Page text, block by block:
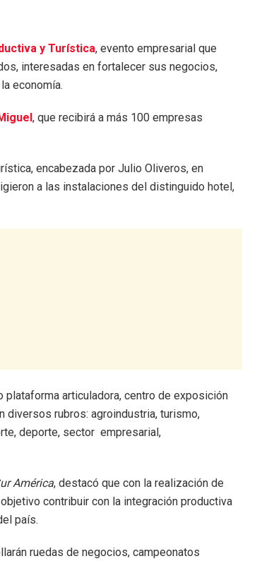
y Turística, evento empresarial que
interesadas en fortalecer sus negocios,
economía.
, que recibirá a más 100 empresas
encabezada por Julio Oliveros, en
a las instalaciones del distinguido hotel,
plataforma articuladora, centro de exposición
diversos rubros: agroindustria, turismo,
deporte, sector empresarial,
América, destacó que con la realización de
contribuir con la integración productiva
país.
ruedas de negocios, campeonatos